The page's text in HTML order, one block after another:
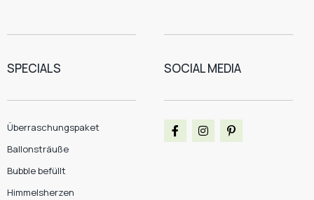
SPECIALS
Überraschungspaket
Ballonsträuße
Bubble befüllt
Himmelsherzen
SOCIAL MEDIA